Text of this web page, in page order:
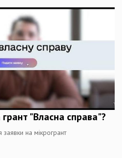
"Власна справа"?
на мікрогрант